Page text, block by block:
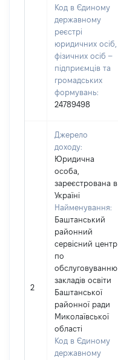
Код в Єдиному
державному
реєстрі
юридичних осіб,
фізичних осіб –
підприємців та
громадських
формувань:
24789498
2
Джерело
доходу:
Юридична
особа,
зареєстрована в
Україні
Найменування:
Баштанський
районний
сервісний центр
по
обслуговуванню
закладів освіти
Баштанської
районної ради
Миколаївської
області
Код в Єдиному
державному